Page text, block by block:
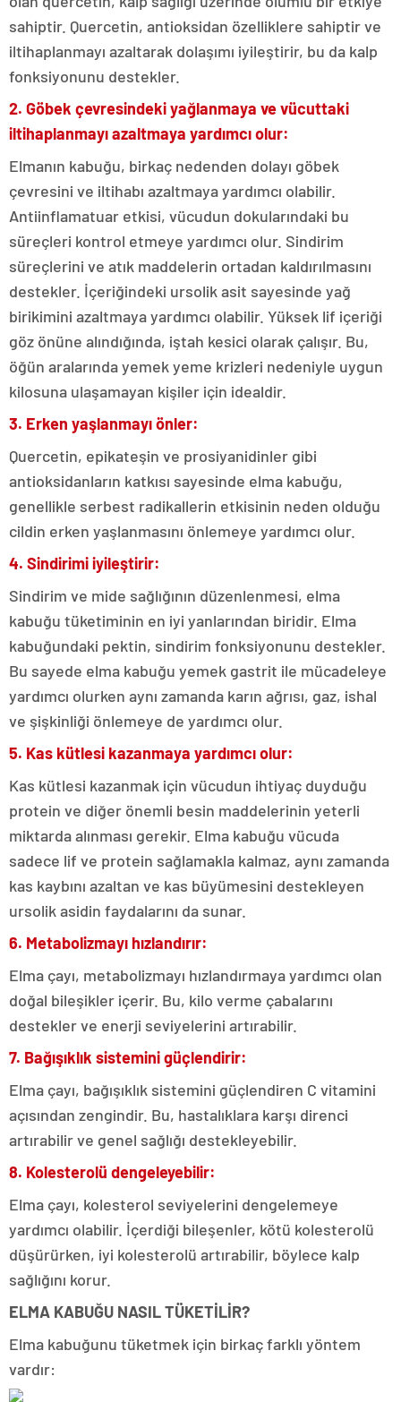
sahiptir. Quercetin, antioksidan özelliklere sahiptir ve
iltihaplanmayı azaltarak dolaşımı iyileştirir, bu da kalp
fonksiyonunu destekler.
2. Göbek çevresindeki yağlanmaya ve vücuttaki
iltihaplanmayı azaltmaya yardımcı olur:
Elmanın kabuğu, birkaç nedenden dolayı göbek
çevresini ve iltihabı azaltmaya yardımcı olabilir.
Antiinflamatuar etkisi, vücudun dokularındaki bu
süreçleri kontrol etmeye yardımcı olur. Sindirim
süreçlerini ve atık maddelerin ortadan kaldırılmasını
destekler. İçeriğindeki ursolik asit sayesinde yağ
birikimini azaltmaya yardımcı olabilir. Yüksek lif içeriği
göz önüne alındığında, iştah kesici olarak çalışır. Bu,
öğün aralarında yemek yeme krizleri nedeniyle uygun
kilosuna ulaşamayan kişiler için idealdir.
3. Erken yaşlanmayı önler:
Quercetin, epikateşin ve prosiyanidinler gibi
antioksidanların katkısı sayesinde elma kabuğu,
genellikle serbest radikallerin etkisinin neden olduğu
cildin erken yaşlanmasını önlemeye yardımcı olur.
4. Sindirimi iyileştirir:
Sindirim ve mide sağlığının düzenlenmesi, elma
kabuğu tüketiminin en iyi yanlarından biridir. Elma
kabuğundaki pektin, sindirim fonksiyonunu destekler.
Bu sayede elma kabuğu yemek gastrit ile mücadeleye
yardımcı olurken aynı zamanda karın ağrısı, gaz, ishal
ve şişkinliği önlemeye de yardımcı olur.
5. Kas kütlesi kazanmaya yardımcı olur:
Kas kütlesi kazanmak için vücudun ihtiyaç duyduğu
protein ve diğer önemli besin maddelerinin yeterli
miktarda alınması gerekir. Elma kabuğu vücuda
sadece lif ve protein sağlamakla kalmaz, aynı zamanda
kas kaybını azaltan ve kas büyümesini destekleyen
ursolik asidin faydalarını da sunar.
6. Metabolizmayı hızlandırır:
Elma çayı, metabolizmayı hızlandırmaya yardımcı olan
doğal bileşikler içerir. Bu, kilo verme çabalarını
destekler ve enerji seviyelerini artırabilir.
7. Bağışıklık sistemini güçlendirir:
Elma çayı, bağışıklık sistemini güçlendiren C vitamini
açısından zengindir. Bu, hastalıklara karşı direnci
artırabilir ve genel sağlığı destekleyebilir.
8. Kolesterolü dengeleyebilir:
Elma çayı, kolesterol seviyelerini dengelemeye
yardımcı olabilir. İçerdiği bileşenler, kötü kolesterolü
düşürürken, iyi kolesterolü artırabilir, böylece kalp
sağlığını korur.
ELMA KABUĞU NASIL TÜKETİLİR?
Elma kabuğunu tüketmek için birkaç farklı yöntem
vardır: